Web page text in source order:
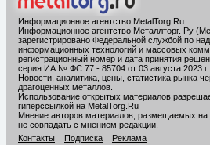
Информационное агентство MetalTorg.Ru
Информационное агентство Металлторг. Ру
зарегистрировано Федеральной службой по
информационных технологий и массовых
регистрационный номер и дата принятия
серия ИА № ФС 77 - 85704 от 03 августа 2023 г.
Новости, аналитика, цены, статистика рынка
драгоценных металлов.
Использование открытых материалов
гиперссылкой на MetalTorg.Ru
Мнение авторов материалов, размещаемых на
не совпадать с мнением редакции.
Контакты
Подписка Реклама